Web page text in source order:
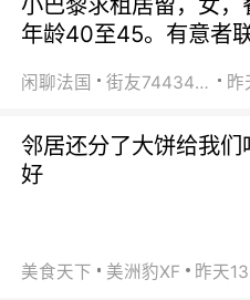
年龄40至45。有意者
闲聊法国 街友74434350 昨
邻居还分了大饼给我们
好
美食天下 美洲豹XF 昨天